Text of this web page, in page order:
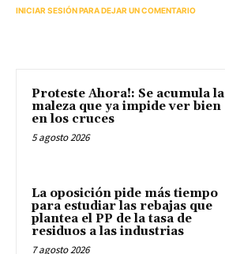
INICIAR SESIÓN PARA DEJAR UN COMENTARIO
Proteste Ahora!: Se acumula la
maleza que ya impide ver bien
en los cruces
5 agosto 2026
La oposición pide más tiempo
para estudiar las rebajas que
plantea el PP de la tasa de
residuos a las industrias
7 agosto 2026